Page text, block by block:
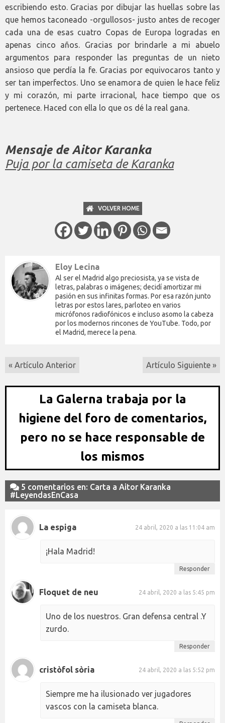
escribiendo esto. Gracias por dibujar las huellas sobre las
que hemos taconeado -orgullosos- justo antes de recoger
cada una de esas cuatro Copas de Europa logradas en
apenas cinco años. Gracias por brindarle a mi abuelo
argumentos para responder las preguntas de un nieto
ansioso que perdía la fe. Gracias por equivocaros tanto y
ser tan imperfectos. Uno se enamora de quien le hace feliz
y mi corazón, mi parte irracional, hace tiempo que os
pertenece. Haced con ella lo que os dé la real gana.
Mensaje de Aitor Karanka
Puja por la camiseta de Karanka
VOLVER HOME
Eloy Lecina
Al ser el Madrid algo preciosista, ya se vista de
letras, palabras o imágenes; decidí amortizar mi
pasión en sus infinitas formas. Por esa razón junto
letras por estos lares, parloteo en varios
micrófonos radiofónicos e incluso asomo la cabeza
por los modernos rincones de YouTube. Todo, por
el Madrid, merece la pena.
« Artículo Anterior Artículo Siguiente »
La Galerna trabaja por la
higiene del foro de comentarios,
pero no se hace responsable de
los mismos
5 comentarios en: Carta a Aitor Karanka
#LeyendasEnCasa
La espiga 24 abril, 2020 a las 11:04 am
¡Hala Madrid!
Responder
Floquet de neu 24 abril, 2020 a las 5:45 pm
Uno de los nuestros. Gran defensa central .Y
zurdo.
Responder
cristòfol sòria 24 abril, 2020 a las 5:52 pm
Siempre me ha ilusionado ver jugadores
vascos con la camiseta blanca.